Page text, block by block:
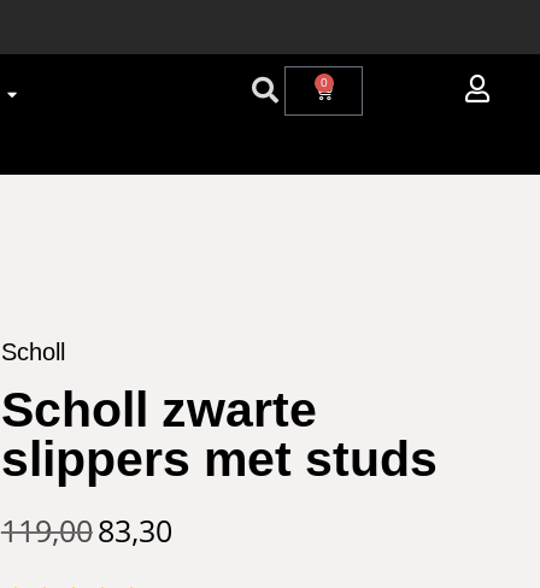
0
Scholl
Scholl zwarte
slippers met studs
119,0083,30